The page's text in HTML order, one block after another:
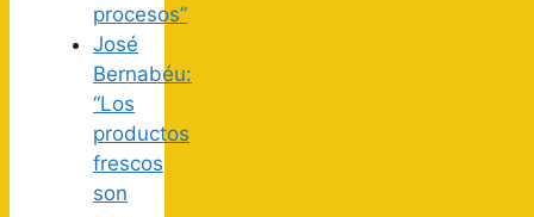
procesos”
José
Bernabéu:
“Los
productos
frescos
son